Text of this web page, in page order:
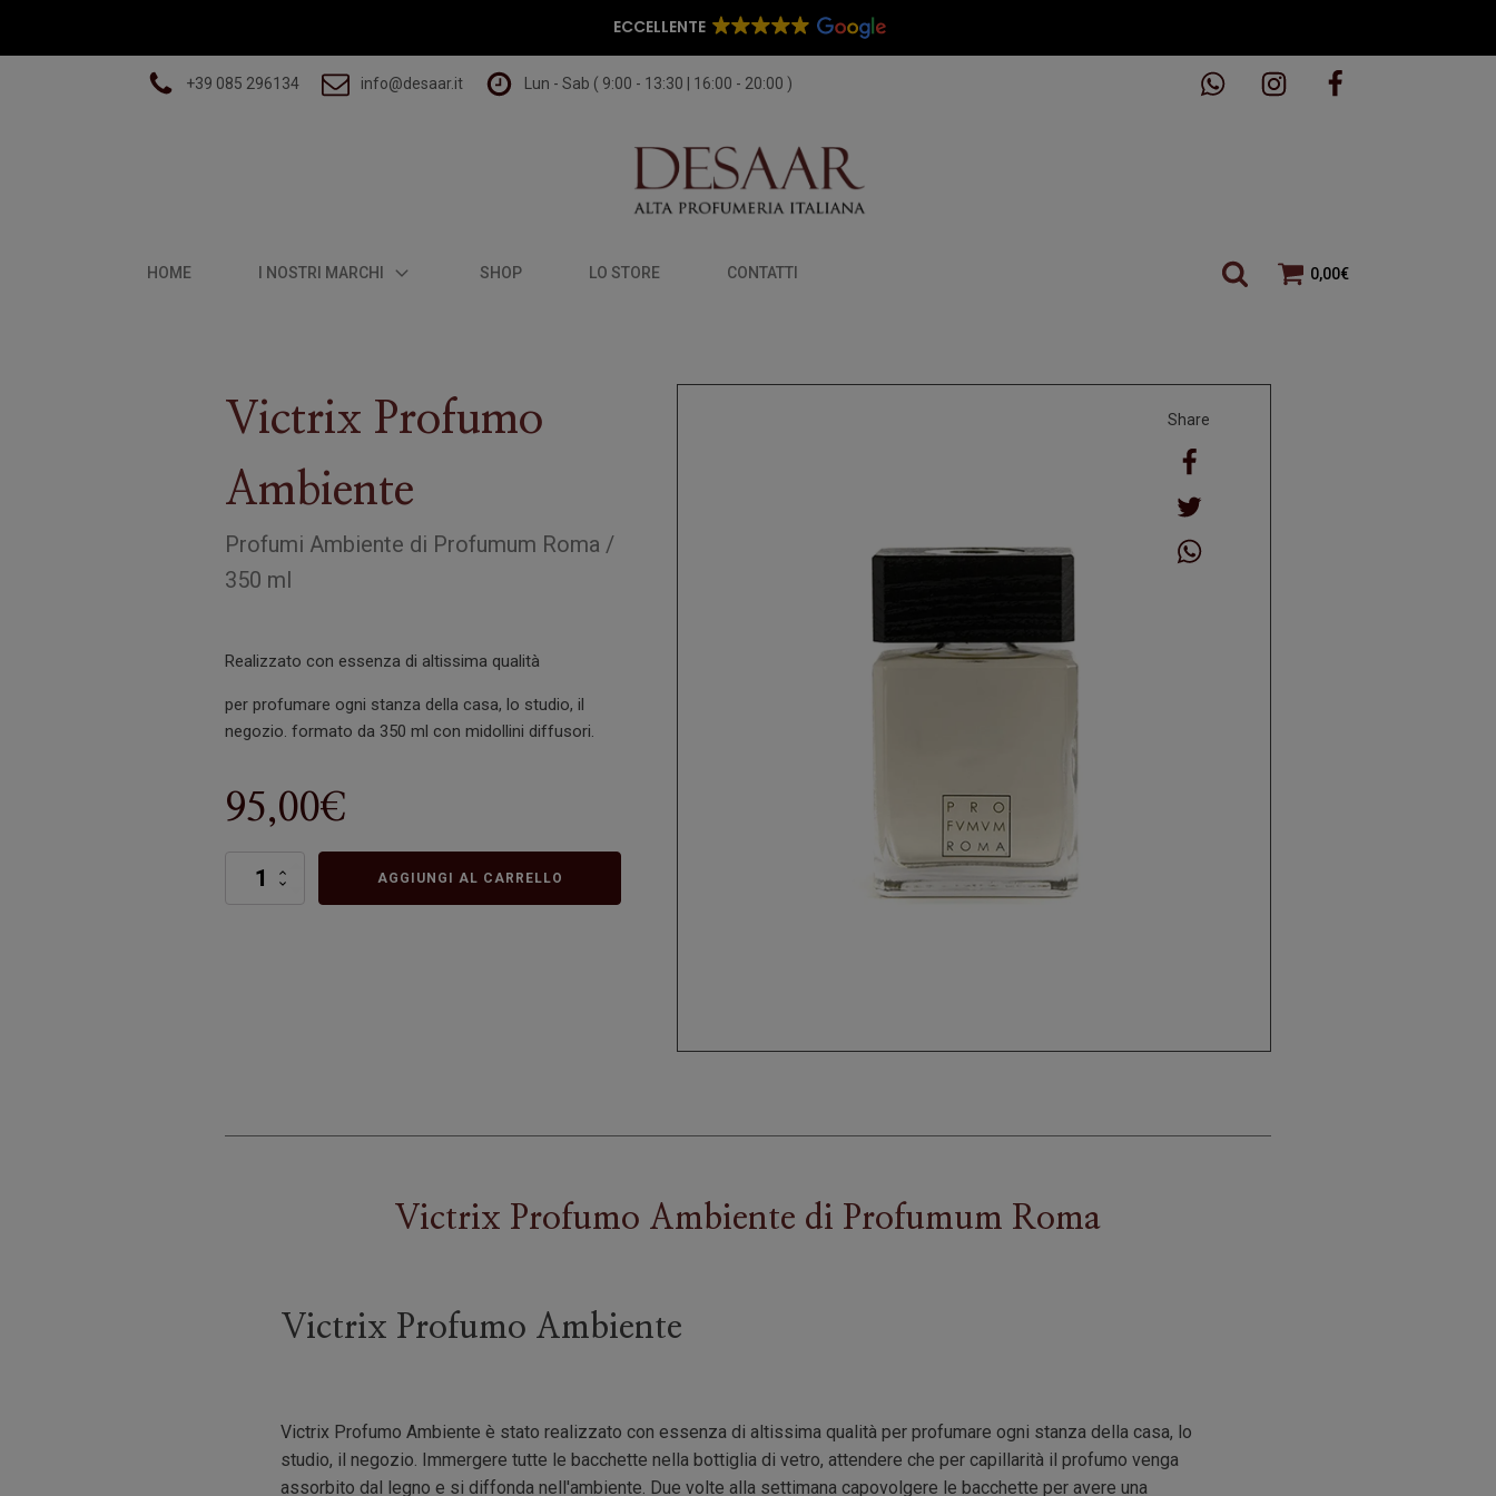
ECCELLENTE
+39 085 296134 info@desaar.it Lun - Sab ( 9:00 - 13:30 | 16:00 - 20:00 )
HOME I NOSTRI MARCHI SHOP LO STORE CONTATTI 0,00€
Victrix Profumo
Ambiente
Profumi Ambiente di Profumum Roma /
350 ml
Realizzato con essenza di altissima qualità
per profumare ogni stanza della casa, lo studio, il
negozio. formato da 350 ml con midollini diffusori.
95,00€
Victrix
AGGIUNGI AL CARRELLO
Share
Victrix Profumo Ambiente di Profumum Roma
Victrix Profumo Ambiente
Victrix Profumo Ambiente è stato realizzato con essenza di altissima qualità per profumare ogni stanza della casa, lo
studio, il negozio. Immergere tutte le bacchette nella bottiglia di vetro, attendere che per capillarità il profumo venga
assorbito dal legno e si diffonda nell'ambiente. Due volte alla settimana capovolgere le bacchette per avere una